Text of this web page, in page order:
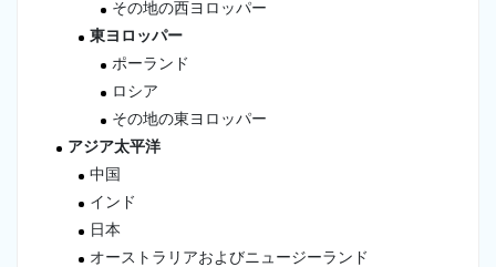
その地の西ヨロッパー
東ヨロッパー
ポーランド
ロシア
その地の東ヨロッパー
アジア太平洋
中国
インド
日本
オーストラリアおよびニュージーランド